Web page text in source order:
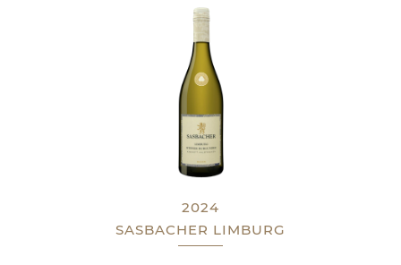
2024
SASBACHER LIMBURG